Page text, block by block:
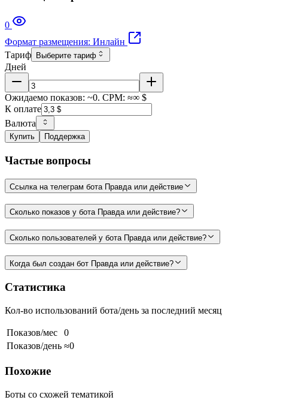
0
Формат размещения: Инлайн
Тариф
Выберите тариф
Дней
Ожидаемо показов: ~0. CPM: ≈∞ $
К оплате
Валюта
Купить Поддержка
Частые вопросы
Ссылка на телеграм бота Правда или действие
Сколько показов у бота Правда или действие?
Сколько пользователей у бота Правда или действие?
Когда был создан бот Правда или действие?
Статистика
Кол-во использований бота/день за последний месяц
Показов/мес
0
Показов/день ≈0
Похожие
Боты со схожей тематикой